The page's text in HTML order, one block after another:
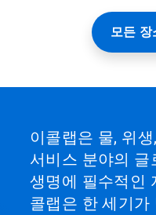
모든 장
이콜랩은 물, 위
서비스 분야의
생명에 필수적인
콜랩은 한 세기가